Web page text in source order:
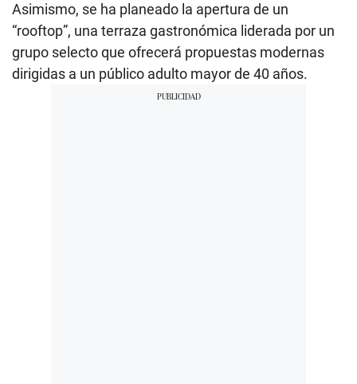
Asimismo, se ha planeado la apertura de un
“rooftop”, una terraza gastronómica liderada por un
grupo selecto que ofrecerá propuestas modernas
dirigidas a un público adulto mayor de 40 años.